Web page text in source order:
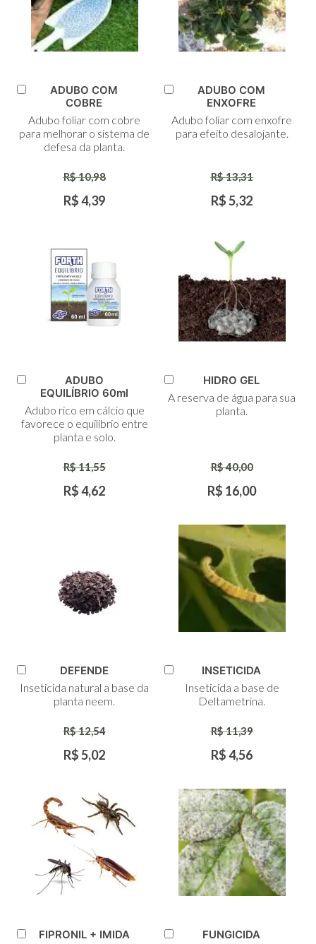
Carrinho
ADUBO COM
COBRE
Adubo foliar com cobre
para melhorar o sistema de
defesa da planta.
R$ 10,98
R$ 4,39
Adicionar
Carrinho
ADUBO COM
ENXOFRE
Adubo foliar com enxofre
para efeito desalojante.
R$ 13,31
R$ 5,32
Adicionar
Carrinho
ADUBO
EQUILÍBRIO 60ml
Adubo rico em cálcio que
favorece o equilíbrio entre
planta e solo.
R$ 11,55
R$ 4,62
ao
HIDRO GEL
A reserva de água para sua
planta.
R$ 40,00
R$ 16,00
ao
Carrinho
DEFENDE
Inseticida natural a base da
planta neem.
R$ 12,54
R$ 5,02
Carrinho
INSETICIDA
Inseticida a base de
Deltametrina.
R$ 11,39
R$ 4,56
FIPRONIL + IMIDA
FUNGICIDA